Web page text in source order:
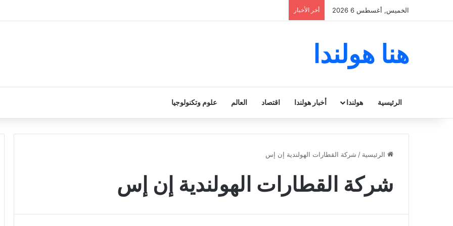
الخميس, أغسطس 6 2026 أخر الأخبار
هنا هولندا
الرئيسية هولندا أخبار هولندا اقتصاد العالم علوم وتكنولوجيا
الرئيسية / شركة القطارات الهولندية إن إس
شركة القطارات الهولندية إن إس